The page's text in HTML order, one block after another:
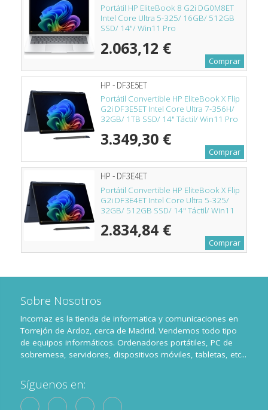
Portátil HP EliteBook 8 G2i DG0M8ET
Intel Core Ultra 5-325/ 16GB/ 512GB
SSD/ 14"/ Win11 Pro
2.063,12 €
Comprar
HP - DF3E5ET
Portátil Convertible HP EliteBook X Flip
G2i DF3E5ET Intel Core Ultra 7-356H/
32GB/ 1TB SSD/ 14" Táctil/ Win11 Pro
3.349,30 €
Comprar
HP - DF3E4ET
Portátil Convertible HP EliteBook X Flip
G2i DF3E4ET Intel Core Ultra 5-325/
32GB/ 512GB SSD/ 14" Táctil/ Win11
2.834,84 €
Comprar
Sobre Nosotros
Incomaz es la tienda de informatica y comunicaciones en
Torrejón de Ardoz, cerca de Madrid. Vendemos todo tipo
de equipos informáticos. Ordenadores portátiles, PC de
sobremesa, servidores, dispositivos móviles, tabletas, etc...
Síguenos en: